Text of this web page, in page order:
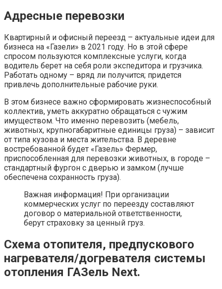
Адресные перевозки
Квартирный и офисный переезд – актуальные идеи для
бизнеса на «Газели» в 2021 году. Но в этой сфере
спросом пользуются комплексные услуги, когда
водитель берет на себя роли экспедитора и грузчика.
Работать одному – вряд ли получится; придется
привлечь дополнительные рабочие руки.
В этом бизнесе важно сформировать жизнеспособный
коллектив, уметь аккуратно обращаться с чужим
имуществом. Что именно перевозить (мебель,
животных, крупногабаритные единицы груза) – зависит
от типа кузова и места жительства. В деревне
востребованной будет «Газель» Фермер,
приспособленная для перевозки животных, в городе –
стандартный фургон с дверью и замком (лучше
обеспечена сохранность груза).
Важная информация! При организации
коммерческих услуг по переезду составляют
договор о материальной ответственности,
берут страховку за ценный груз.
Схема отопителя, предпускового
нагревателя/догревателя системы
отопления ГАЗель Next.